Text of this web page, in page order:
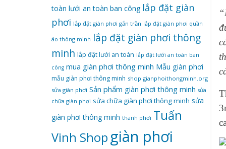
toàn lưới an toàn ban công lắp đặt giàn
phơi lắp đặt giàn phơi gắn trần lắp đặt giàn phơi quần
áo thông minh lắp đặt giàn phơi thông
minh lắp đặt lưới an toàn lắp đặt lưới an toàn ban
công mua giàn phơi thông minh Mẫu giàn phơi
mẫu giàn phơi thông minh shop gianphoithongminh.org
sửa giàn phơi Sản phẩm giàn phơi thông minh sửa
chữa giàn phơi sửa chữa giàn phơi thông minh sửa
giàn phơi thông minh thanh phơi Tuấn
Vinh Shop‌giàn‌ ‌phơi‌